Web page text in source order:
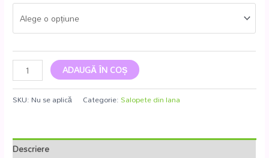
ADAUGĂ ÎN COȘ
SKU: Nu se aplică Categorie:Salopete din lana
Descriere